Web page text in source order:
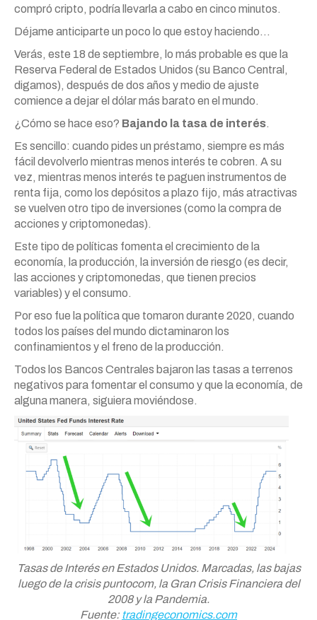
compró cripto, podría llevarla a cabo en cinco minutos.
Déjame anticiparte un poco lo que estoy haciendo…
Verás, este 18 de septiembre, lo más probable es que la
Reserva Federal de Estados Unidos (su Banco Central,
digamos), después de dos años y medio de ajuste
comience a dejar el dólar más barato en el mundo.
¿Cómo se hace eso? Bajando la tasa de interés.
Es sencillo: cuando pides un préstamo, siempre es más
fácil devolverlo mientras menos interés te cobren. A su
vez, mientras menos interés te paguen instrumentos de
renta fija, como los depósitos a plazo fijo, más atractivas
se vuelven otro tipo de inversiones (como la compra de
acciones y criptomonedas).
Este tipo de políticas fomenta el crecimiento de la
economía, la producción, la inversión de riesgo (es decir,
las acciones y criptomonedas, que tienen precios
variables) y el consumo.
Por eso fue la política que tomaron durante 2020, cuando
todos los países del mundo dictaminaron los
confinamientos y el freno de la producción.
Todos los Bancos Centrales bajaron las tasas a terrenos
negativos para fomentar el consumo y que la economía, de
alguna manera, siguiera moviéndose.
Tasas de Interés en Estados Unidos. Marcadas, las bajas
luego de la crisis puntocom, la Gran Crisis Financiera del
2008 y la Pandemia.
Fuente: tradingeconomics.com